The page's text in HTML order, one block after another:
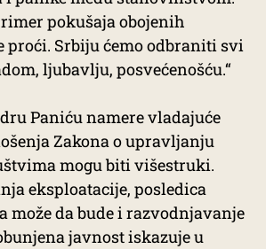
pokušaja obojenih
proći. Srbiju ćemo odbraniti svi
ljubavlju, posvećenošću.“
Paniću namere vladajuće
Zakona o upravljanju
mogu biti višestruki.
eksploatacije, posledica
može da bude i razvodnjavanje
javnost iskazuje u